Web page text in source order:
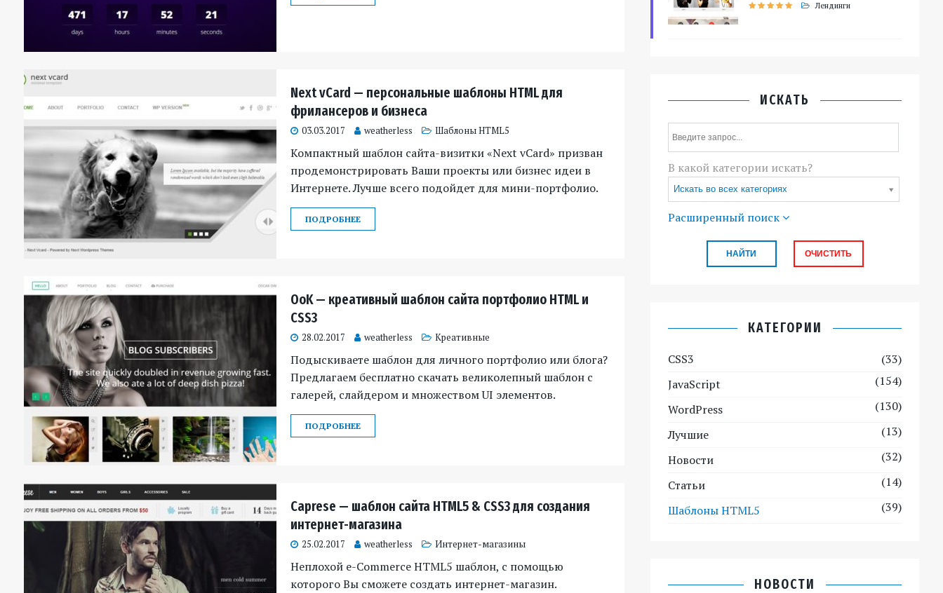
Next vCard — персональные шаблоны HTML для
фрилансеров и бизнеса
03.03.2017 weatherless Шаблоны HTML5
Компактный шаблон сайта-визитки «Next vCard» призван
продемонстрировать Ваши проекты или бизнес идеи в
Интернете. Лучше всего подойдет для мини-портфолио.
ПОДРОБНЕЕ
OoK — креативный шаблон сайта портфолио HTML и
CSS3
28.02.2017 weatherless Креативные
Подыскиваете шаблон для личного портфолио или блога?
Предлагаем бесплатно скачать великолепный шаблон с
галерей, слайдером и множеством UI элементов.
ПОДРОБНЕЕ
Caprese — шаблон сайта HTML5 & CSS3 для создания
интернет-магазина
25.02.2017 weatherless Интернет-магазины
Неплохой e-Commerce HTML5 шаблон, с помощью
которого Вы сможете создать интернет-магазин.
Лендинги
ИСКАТЬ
В какой категории искать?
Искать во всех категориях
Расширенный поиск
КАТЕГОРИИ
CSS3
(33)
JavaScript
(154)
WordPress
(130)
Лучшие
(13)
Новости
(32)
Статьи
(14)
Шаблоны HTML5
(39)
НОВОСТИ